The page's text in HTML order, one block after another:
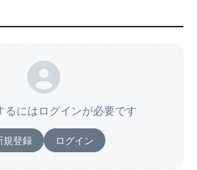
るにはログインが必要です
規登録 ログイン